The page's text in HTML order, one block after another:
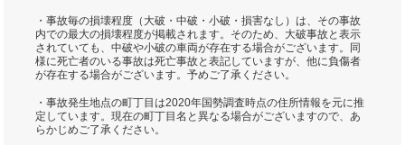
・事故毎の損壊程度（大破・中破・小破・損害なし）は、その事故
内での最大の損壊程度が掲載されます。そのため、大破事故と表示
されていても、中破や小破の車両が存在する場合がございます。同
様に死亡者のいる事故は死亡事故と表記していますが、他に負傷者
が存在する場合がございます。予めご了承ください。
・事故発生地点の町丁目は2020年国勢調査時点の住所情報を元に推
定しています。現在の町丁目名と異なる場合がございますので、あ
らかじめご了承ください。